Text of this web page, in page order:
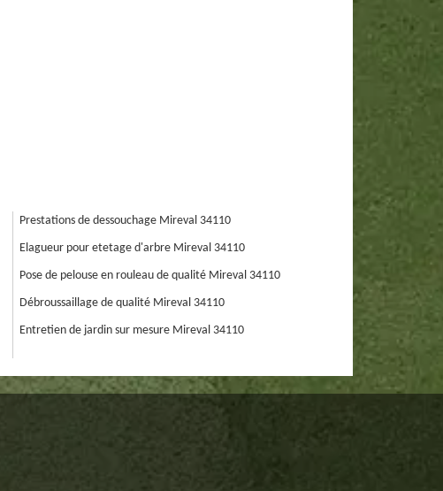
Prestations de dessouchage Mireval 34110
Elagueur pour etetage d'arbre Mireval 34110
Pose de pelouse en rouleau de qualité Mireval 34110
Débroussaillage de qualité Mireval 34110
Entretien de jardin sur mesure Mireval 34110